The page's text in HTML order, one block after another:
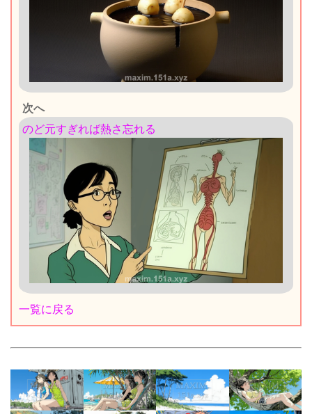
次へ
のど元すぎれば熱さ忘れる
一覧に戻る